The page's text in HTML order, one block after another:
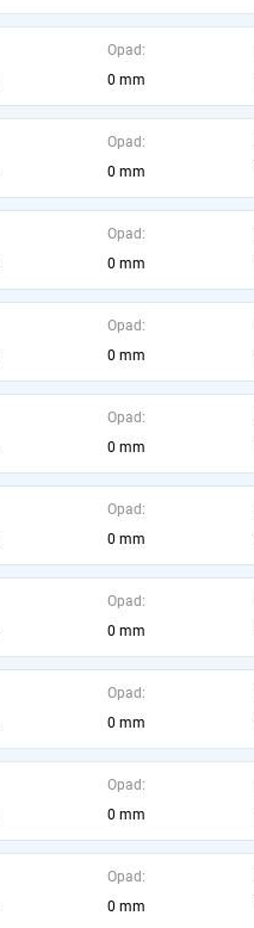
Opad:
0 mm
Opad:
0 mm
Opad:
0 mm
Opad:
0 mm
Opad:
0 mm
Opad:
0 mm
Opad:
0 mm
Opad:
0 mm
Opad:
0 mm
Opad:
0 mm